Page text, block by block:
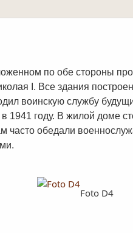
по обе стороны
I. Все здания
воинскую службу
1941 году. В жилой доме
часто обедали
Foto D4